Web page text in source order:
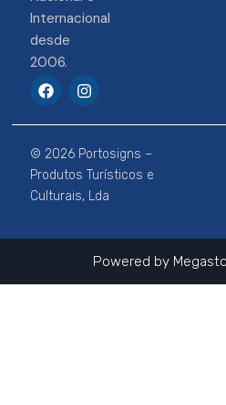
Internacional
desde
2006.
F
a
e
b
o
o
k
I
n
t
a
g
r
a
m
© 2026 Portosigns –
Produtos Turísticos e
Culturais, Lda
Powered by